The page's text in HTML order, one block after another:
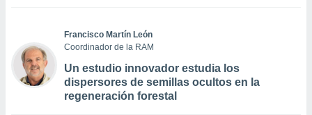
Francisco Martín León
Coordinador de la RAM
Un estudio innovador estudia los
dispersores de semillas ocultos en la
regeneración forestal